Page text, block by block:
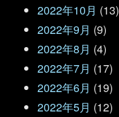
2022年10月 (13)
2022年9月 (9)
2022年8月 (4)
2022年7月 (17)
2022年6月 (19)
2022年5月 (12)